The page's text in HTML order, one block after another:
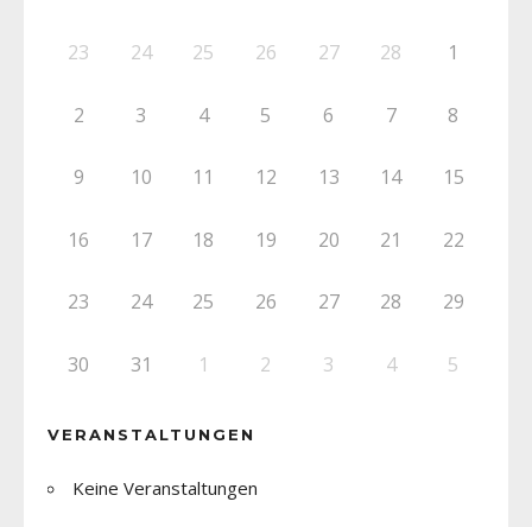
23 24 25 26 27 28 1
2 3 4 5 6 7 8
9 10 11 12 13 14 15
16 17 18 19 20 21 22
23 24 25 26 27 28 29
30 31 1 2 3 4 5
VERANSTALTUNGEN
Keine Veranstaltungen